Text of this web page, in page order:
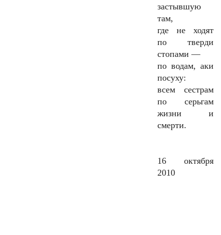
застывшую
там,
где не ходят
по тверди
стопами —
по водам, аки
посуху:
всем сестрам
по серьгам
жизни и
смерти.
16 октября
2010